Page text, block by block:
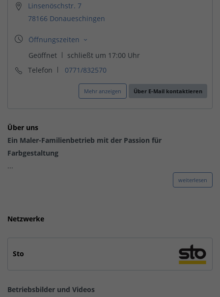
Linsenöschstr. 7
78166 Donaueschingen
Telefon 0771/832570
Mehr anzeigen Über E-Mail kontaktieren
Über uns
Ein Maler-Familienbetrieb mit der Passion für
Farbgestaltung
...
weiterlesen
Netzwerke
Sto
Betriebsbilder und Videos